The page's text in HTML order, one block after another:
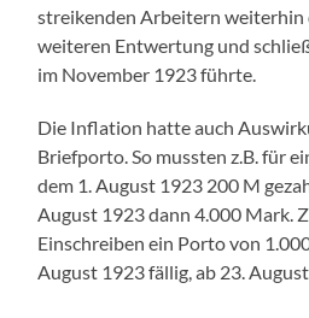
streikenden Arbeitern weiterhin
weiteren Entwertung und
im November 1923 führte.
Die Inflation hatte auch
Briefporto. So mussten z.B. für
dem 1. August 1923 200 M
August 1923 dann 4.000 Mark.
Einschreiben ein Porto von
August 1923 fällig, ab 23.